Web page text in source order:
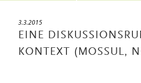
3.3.2015
EINE
KONTEXT (MOSSUL,